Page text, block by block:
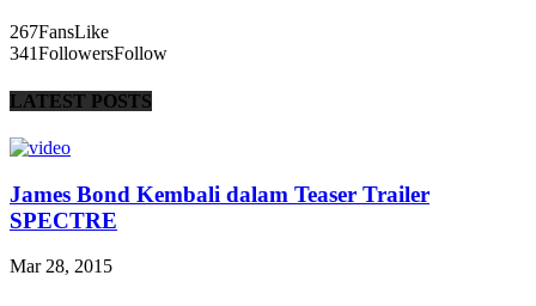
267FansLike
341FollowersFollow
LATEST POSTS
James Bond Kembali dalam Teaser Trailer
SPECTRE
Mar 28, 2015